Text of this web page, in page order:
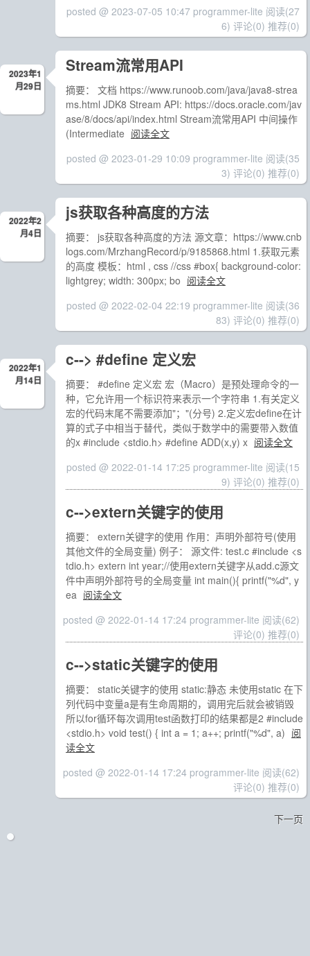
posted @ 2023-07-05 10:47 programmer-lite 阅读(27
6) 评论(0) 推荐(0)
2023年1
月29日
Stream流常用API
摘要： 文档 https://www.runoob.com/java/java8-strea
ms.html JDK8 Stream API: https://docs.oracle.com/jav
ase/8/docs/api/index.html Stream流常用API 中间操作
(Intermediate 阅读全文
posted @ 2023-01-29 10:09 programmer-lite 阅读(35
3) 评论(0) 推荐(0)
2022年2
月4日
js获取各种高度的方法
摘要： js获取各种高度的方法 源文章：https://www.cnb
logs.com/MrzhangRecord/p/9185868.html 1.获取元素
的高度 模板：html , css //css #box{ background-color:
lightgrey; width: 300px; bo 阅读全文
posted @ 2022-02-04 22:19 programmer-lite 阅读(36
83) 评论(0) 推荐(0)
2022年1
月14日
c--> #define 定义宏
摘要： #define 定义宏 宏（Macro）是预处理命令的一
种，它允许用一个标识符来表示一个字符串 1.有关定义
宏的代码末尾不需要添加"；"(分号) 2.定义宏define在计
算的式子中相当于替代，类似于数学中的需要带入数值
的x #include <stdio.h> #define ADD(x,y) x 阅读全文
posted @ 2022-01-14 17:25 programmer-lite 阅读(15
9) 评论(0) 推荐(0)
c-->extern关键字的使用
摘要： extern关键字的使用 作用：声明外部符号(使用
其他文件的全局变量) 例子： 源文件: test.c #include <s
tdio.h> extern int year;//使用extern关键字从add.c源文
件中声明外部符号的全局变量 int main(){ printf("%d", y
ea 阅读全文
posted @ 2022-01-14 17:24 programmer-lite 阅读(62)
评论(0) 推荐(0)
c-->static关键字的使用
摘要： static关键字的使用 static:静态 未使用static 在下
列代码中变量a是有生命周期的，调用完后就会被销毁
所以for循环每次调用test函数打印的结果都是2 #include
<stdio.h> void test() { int a = 1; a++; printf("%d", a) 阅
读全文
posted @ 2022-01-14 17:24 programmer-lite 阅读(62)
评论(0) 推荐(0)
下一页